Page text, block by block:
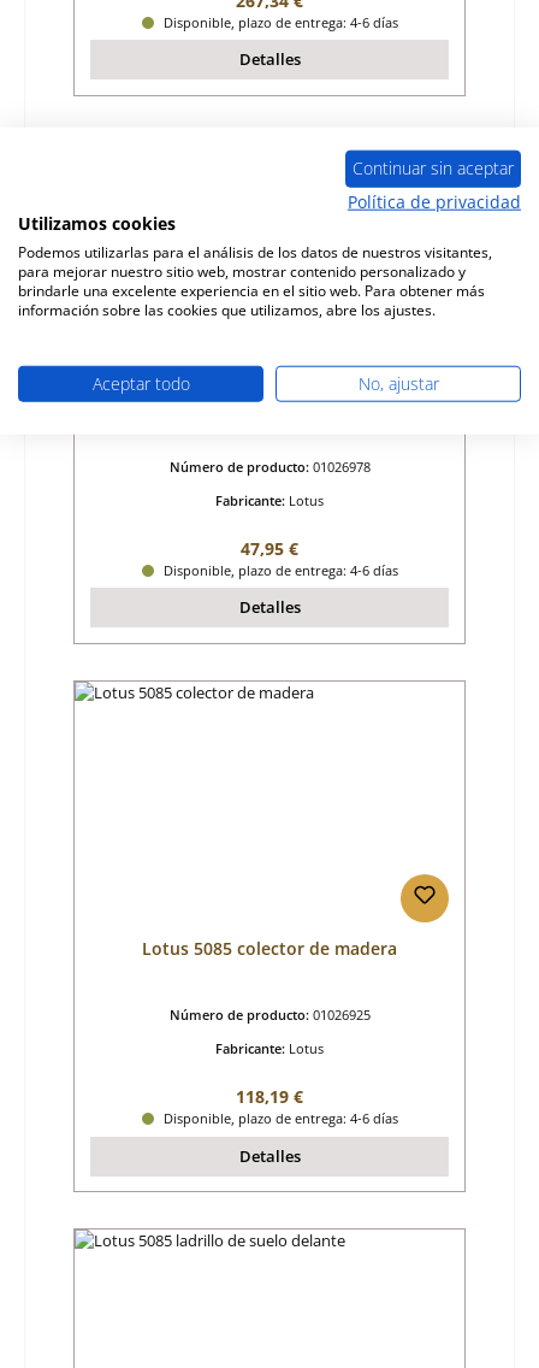
Disponible, plazo de entrega: 4-6 días
Detalles
Lotus 5085 junta del recipiente de cenizas
Número de producto: 01026978
Fabricante: Lotus
Precio normal:
47,95 €
Disponible, plazo de entrega: 4-6 días
Detalles
Lotus 5085 colector de madera
Número de producto: 01026925
Fabricante: Lotus
Precio normal:
118,19 €
Disponible, plazo de entrega: 4-6 días
Detalles
Continuar sin aceptar
Política de privacidad
Utilizamos cookies
Podemos utilizarlas para el análisis de los datos de nuestros visitantes,
para mejorar nuestro sitio web, mostrar contenido personalizado y
brindarle una excelente experiencia en el sitio web. Para obtener más
información sobre las cookies que utilizamos, abre los ajustes.
Aceptar todo No, ajustar